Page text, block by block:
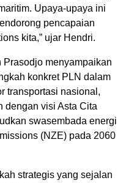
Upaya-upaya ini
pencapaian
kita,” ujar Hendri.
Prasodjo menyampaikan
konkret PLN dalam
transportasi nasional,
dengan visi Asta Cita
swasembada energi
(NZE) pada 2060
strategis yang sejalan